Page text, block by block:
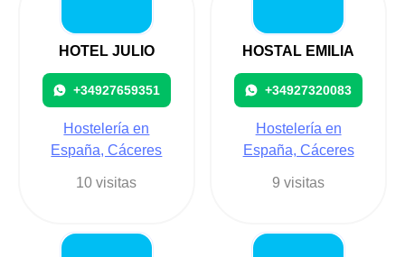
HOTEL JULIO
+34927659351
Hostelería en
España, Cáceres
10 visitas
HOSTAL EMILIA
+34927320083
Hostelería en
España, Cáceres
9 visitas